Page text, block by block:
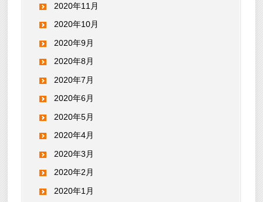
2020年11月
2020年10月
2020年9月
2020年8月
2020年7月
2020年6月
2020年5月
2020年4月
2020年3月
2020年2月
2020年1月